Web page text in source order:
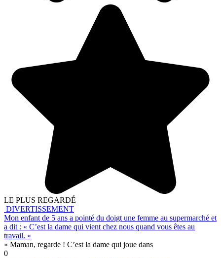
LE PLUS REGARDÉ
DIVERTISSEMENT
Mon enfant de 5 ans a pointé du doigt une femme au supermarché et
a dit : « C’est la dame qui vient chez nous quand vous êtes au
travail. »
« Maman, regarde ! C’est la dame qui joue dans
0